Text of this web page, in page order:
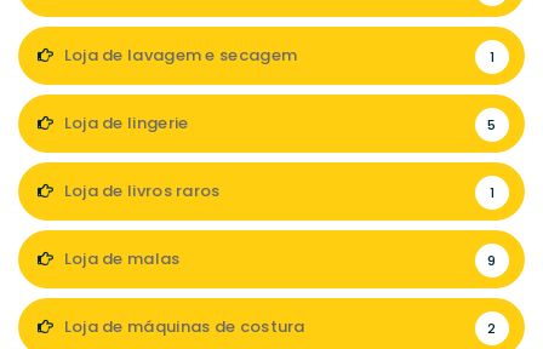
Loja de lavagem e secagem 1
Loja de lingerie 5
Loja de livros raros 1
Loja de malas 9
Loja de máquinas de costura 2